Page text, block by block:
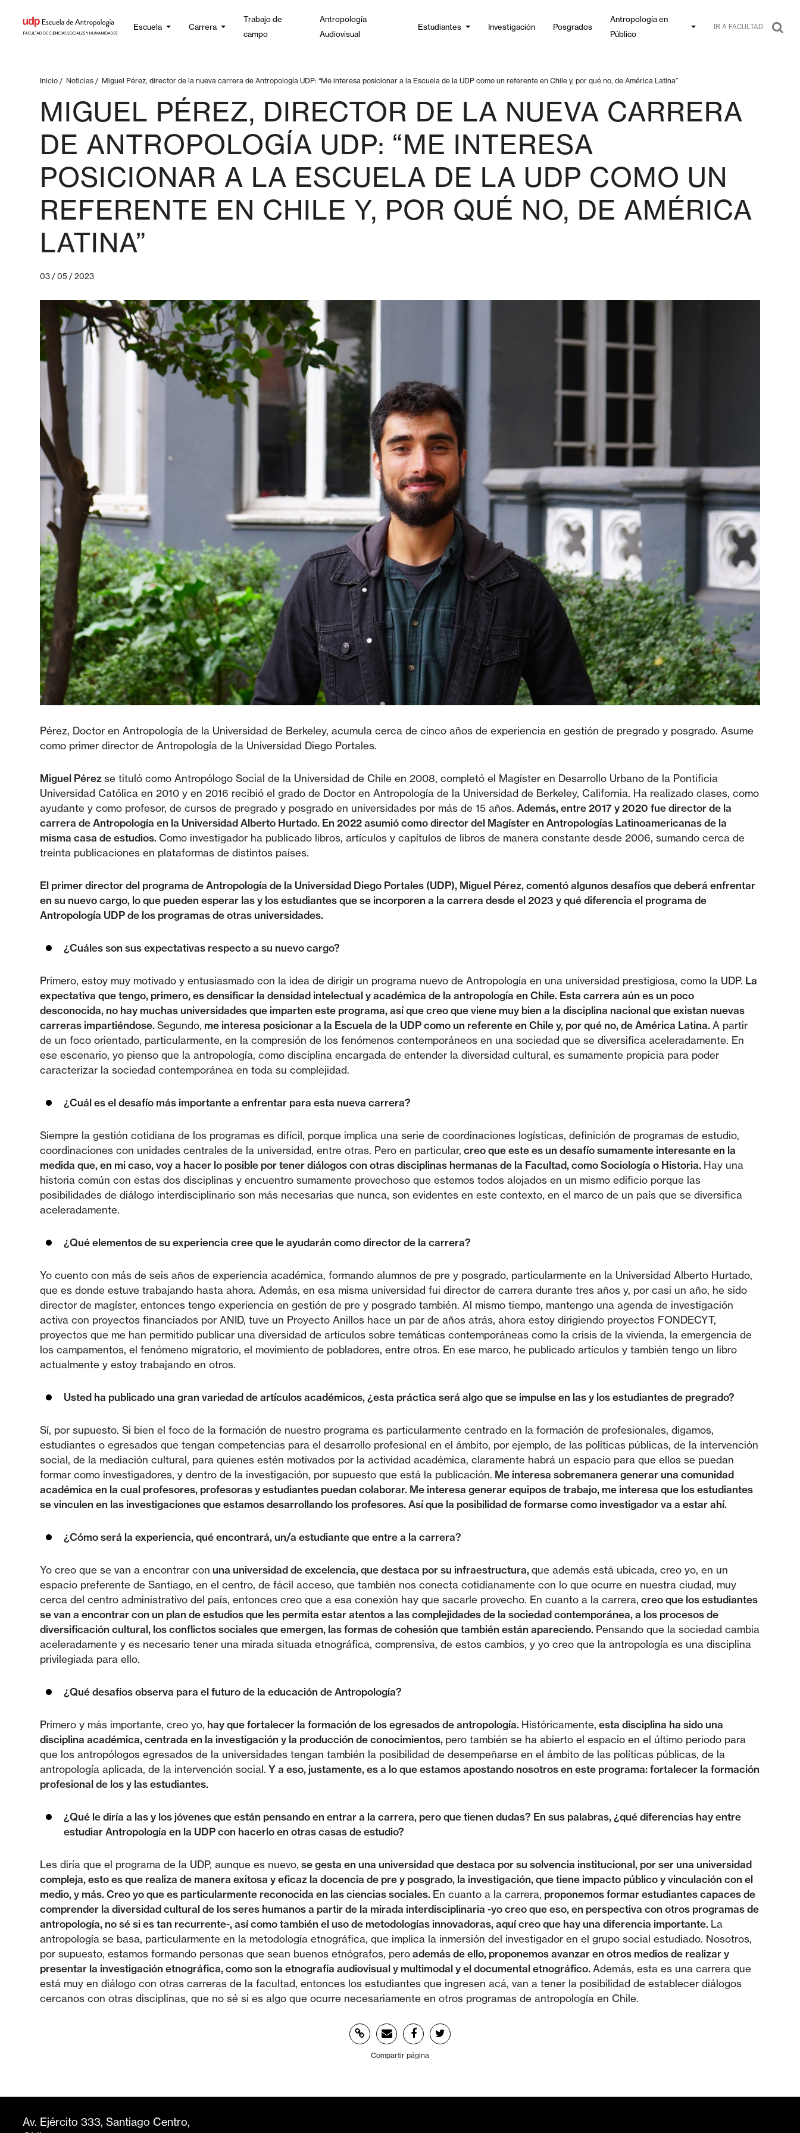
Escuela Carrera
Trabajo de
campo
Antropología
Audiovisual
Estudiantes Investigación Posgrados
Antropología en
Público
IR A FACULTAD
Inicio / Noticias / Miguel Pérez, director de la nueva carrera de Antropología UDP: “Me interesa posicionar a la Escuela de la UDP como un referente en Chile y, por qué no, de América Latina”
MIGUEL PÉREZ, DIRECTOR DE LA NUEVA CARRERA
DE ANTROPOLOGÍA UDP: “ME INTERESA
POSICIONAR A LA ESCUELA DE LA UDP COMO UN
REFERENTE EN CHILE Y, POR QUÉ NO, DE AMÉRICA
LATINA”
03 / 05 / 2023
Pérez, Doctor en Antropología de la Universidad de Berkeley, acumula cerca de cinco años de experiencia en gestión de pregrado y posgrado. Asume
como primer director de Antropología de la Universidad Diego Portales.
Miguel Pérezse tituló como Antropólogo Social de la Universidad de Chile en 2008, completó el Magíster en Desarrollo Urbano de la Pontificia
Universidad Católica en 2010 y en 2016 recibió el grado de Doctor en Antropología de la Universidad de Berkeley, California. Ha realizado clases, como
ayudante y como profesor, de cursos de pregrado y posgrado en universidades por más de 15 años.Además, entre 2017 y 2020 fue director de la
carrera de Antropología en la Universidad Alberto Hurtado. En 2022 asumió como director del Magíster en Antropologías Latinoamericanas de la
misma casa de estudios.Como investigador ha publicado libros, artículos y capítulos de libros de manera constante desde 2006, sumando cerca de
treinta publicaciones en plataformas de distintos países.
El primer director del programa de Antropología de la Universidad Diego Portales (UDP), Miguel Pérez, comentó algunos desafíos que deberá enfrentar
en su nuevo cargo, lo que pueden esperar las y los estudiantes que se incorporen a la carrera desde el 2023 y qué diferencia el programa de
Antropología UDP de los programas de otras universidades.
¿Cuáles son sus expectativas respecto a su nuevo cargo?
Primero, estoy muy motivado y entusiasmado con la idea de dirigir un programa nuevo de Antropología en una universidad prestigiosa, como la UDP. La
expectativa que tengo, primero, es densificar la densidad intelectual y académica de la antropología en Chile. Esta carrera aún es un poco
desconocida, no hay muchas universidades que imparten este programa, así que creo que viene muy bien a la disciplina nacional que existan nuevas
carreras impartiéndose.Segundo, me interesa posicionar a la Escuela de la UDP como un referente en Chile y, por qué no, de América Latina.A partir
de un foco orientado, particularmente, en la compresión de los fenómenos contemporáneos en una sociedad que se diversifica aceleradamente. En
ese escenario, yo pienso que la antropología, como disciplina encargada de entender la diversidad cultural, es sumamente propicia para poder
caracterizar la sociedad contemporánea en toda su complejidad.
¿Cuál es el desafío más importante a enfrentar para esta nueva carrera?
Siempre la gestión cotidiana de los programas es difícil, porque implica una serie de coordinaciones logísticas, definición de programas de estudio,
coordinaciones con unidades centrales de la universidad, entre otras. Pero en particular, creo que este es un desafío sumamente interesante en la
medida que, en mi caso, voy a hacer lo posible por tener diálogos con otras disciplinas hermanas de la Facultad, como Sociología o Historia. Hay una
historia común con estas dos disciplinas y encuentro sumamente provechoso que estemos todos alojados en un mismo edificio porque las
posibilidades de diálogo interdisciplinario son más necesarias que nunca, son evidentes en este contexto, en el marco de un país que se diversifica
aceleradamente.
¿Qué elementos de su experiencia cree que le ayudarán como director de la carrera?
Yo cuento con más de seis años de experiencia académica, formando alumnos de pre y posgrado, particularmente en la Universidad Alberto Hurtado,
que es donde estuve trabajando hasta ahora. Además, en esa misma universidad fui director de carrera durante tres años y, por casi un año, he sido
director de magíster, entonces tengo experiencia en gestión de pre y posgrado también. Al mismo tiempo, mantengo una agenda de investigación
activa con proyectos financiados por ANID, tuve un Proyecto Anillos hace un par de años atrás, ahora estoy dirigiendo proyectos FONDECYT,
proyectos que me han permitido publicar una diversidad de artículos sobre temáticas contemporáneas como la crisis de la vivienda, la emergencia de
los campamentos, el fenómeno migratorio, el movimiento de pobladores, entre otros. En ese marco, he publicado artículos y también tengo un libro
actualmente y estoy trabajando en otros.
Usted ha publicado una gran variedad de artículos académicos, ¿esta práctica será algo que se impulse en las y los estudiantes de pregrado?
Sí, por supuesto. Si bien el foco de la formación de nuestro programa es particularmente centrado en la formación de profesionales, digamos,
estudiantes o egresados que tengan competencias para el desarrollo profesional en el ámbito, por ejemplo, de las políticas públicas, de la intervención
social, de la mediación cultural, para quienes estén motivados por la actividad académica, claramente habrá un espacio para que ellos se puedan
formar como investigadores, y dentro de la investigación, por supuesto que está la publicación. Me interesa sobremanera generar una comunidad
académica en la cual profesores, profesoras y estudiantes puedan colaborar. Me interesa generar equipos de trabajo, me interesa que los estudiantes
se vinculen en las investigaciones que estamos desarrollando los profesores. Así que la posibilidad de formarse como investigador va a estar ahí.
¿Cómo será la experiencia, qué encontrará, un/a estudiante que entre a la carrera?
Yo creo que se van a encontrar con una universidad de excelencia, que destaca por su infraestructura,que además está ubicada, creo yo, en un
espacio preferente de Santiago, en el centro, de fácil acceso, que también nos conecta cotidianamente con lo que ocurre en nuestra ciudad, muy
cerca del centro administrativo del país, entonces creo que a esa conexión hay que sacarle provecho. En cuanto a la carrera,creo que los estudiantes
se van a encontrar con un plan de estudios que les permita estar atentos a las complejidades de la sociedad contemporánea, a los procesos de
diversificación cultural, los conflictos sociales que emergen, las formas de cohesión que también están apareciendo. Pensando que la sociedad cambia
aceleradamente y es necesario tener una mirada situada etnográfica, comprensiva, de estos cambios, y yo creo que la antropología es una disciplina
privilegiada para ello.
¿Qué desafíos observa para el futuro de la educación de Antropología?
Primero y más importante, creo yo, hay que fortalecer la formación de los egresados de antropología. Históricamente,esta disciplina ha sido una
disciplina académica, centrada en la investigación y la producción de conocimientos, pero también se ha abierto el espacio en el último periodo para
que los antropólogos egresados de la universidades tengan también la posibilidad de desempeñarse en el ámbito de las políticas públicas, de la
antropología aplicada, de la intervención social. Y a eso, justamente, es a lo que estamos apostando nosotros en este programa: fortalecer la formación
profesional de los y las estudiantes.
¿Qué le diría a las y los jóvenes que están pensando en entrar a la carrera, pero que tienen dudas? En sus palabras, ¿qué diferencias hay entre
estudiar Antropología en la UDP con hacerlo en otras casas de estudio?
Les diría que el programa de la UDP, aunque es nuevo, se gesta en una universidad que destaca por su solvencia institucional, por ser una universidad
compleja, esto es que realiza de manera exitosa y eficaz la docencia de pre y posgrado, la investigación, que tiene impacto público y vinculación con el
medio, y más. Creo yo que es particularmente reconocida en las ciencias sociales. En cuanto a la carrera, proponemos formar estudiantes capaces de
comprender la diversidad cultural de los seres humanos a partir de la mirada interdisciplinaria -yo creo que eso, en perspectiva con otros programas de
antropología, no sé si es tan recurrente-, así como también el uso de metodologías innovadoras, aquí creo que hay una diferencia importante. La
antropología se basa, particularmente en la metodología etnográfica, que implica la inmersión del investigador en el grupo social estudiado. Nosotros,
por supuesto, estamos formando personas que sean buenos etnógrafos, peroademás de ello, proponemos avanzar en otros medios de realizar y
presentar la investigación etnográfica, como son la etnografía audiovisual y multimodal y el documental etnográfico.Además, esta es una carrera que
está muy en diálogo con otras carreras de la facultad, entonces los estudiantes que ingresen acá, van a tener la posibilidad de establecer diálogos
cercanos con otras disciplinas, que no sé si es algo que ocurre necesariamente en otros programas de antropología en Chile.
Compartir página
Av. Ejército 333, Santiago Centro,